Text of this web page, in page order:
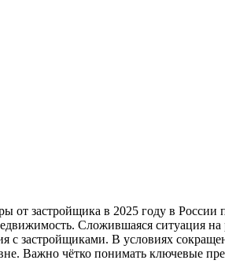
от застройщика в 2025 году в
Сложившаяся ситуация
с застройщиками. В условиях
Важно чётко понимать ключевые